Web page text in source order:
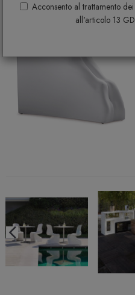
Acconsento al trattamento
all'articolo 13